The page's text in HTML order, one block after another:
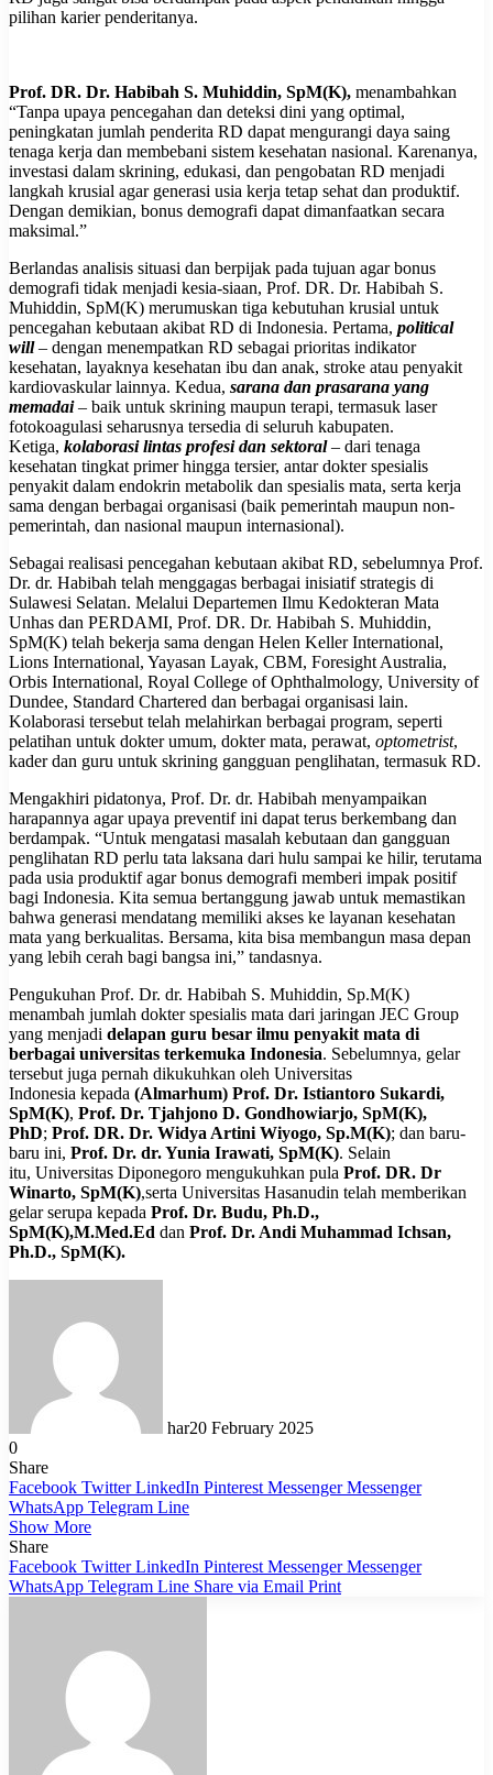
pilihan karier penderitanya.
Prof. DR. Dr. Habibah S. Muhiddin, SpM(K), menambahkan
“Tanpa upaya pencegahan dan deteksi dini yang optimal,
peningkatan jumlah penderita RD dapat mengurangi daya saing
tenaga kerja dan membebani sistem kesehatan nasional. Karenanya,
investasi dalam skrining, edukasi, dan pengobatan RD menjadi
langkah krusial agar generasi usia kerja tetap sehat dan produktif.
Dengan demikian, bonus demografi dapat dimanfaatkan secara
maksimal.”
Berlandas analisis situasi dan berpijak pada tujuan agar bonus
demografi tidak menjadi kesia-siaan, Prof. DR. Dr. Habibah S.
Muhiddin, SpM(K) merumuskan tiga kebutuhan krusial untuk
pencegahan kebutaan akibat RD di Indonesia. Pertama, political
will– dengan menempatkan RD sebagai prioritas indikator
kesehatan, layaknya kesehatan ibu dan anak, stroke atau penyakit
kardiovaskular lainnya. Kedua, sarana dan prasarana yang
memadai– baik untuk skrining maupun terapi, termasuk laser
fotokoagulasi seharusnya tersedia di seluruh kabupaten.
Ketiga, kolaborasi lintas profesi dan sektoral– dari tenaga
kesehatan tingkat primer hingga tersier, antar dokter spesialis
penyakit dalam endokrin metabolik dan spesialis mata, serta kerja
sama dengan berbagai organisasi (baik pemerintah maupun non-
pemerintah, dan nasional maupun internasional).
Sebagai realisasi pencegahan kebutaan akibat RD, sebelumnya Prof.
Dr. dr. Habibah telah menggagas berbagai inisiatif strategis di
Sulawesi Selatan. Melalui Departemen Ilmu Kedokteran Mata
Unhas dan PERDAMI, Prof. DR. Dr. Habibah S. Muhiddin,
SpM(K) telah bekerja sama dengan Helen Keller International,
Lions International, Yayasan Layak, CBM, Foresight Australia,
Orbis International, Royal College of Ophthalmology, University of
Dundee, Standard Chartered dan berbagai organisasi lain.
Kolaborasi tersebut telah melahirkan berbagai program, seperti
pelatihan untuk dokter umum, dokter mata, perawat, optometrist,
kader dan guru untuk skrining gangguan penglihatan, termasuk RD.
Mengakhiri pidatonya, Prof. Dr. dr. Habibah menyampaikan
harapannya agar upaya preventif ini dapat terus berkembang dan
berdampak. “Untuk mengatasi masalah kebutaan dan gangguan
penglihatan RD perlu tata laksana dari hulu sampai ke hilir, terutama
pada usia produktif agar bonus demografi memberi impak positif
bagi Indonesia. Kita semua bertanggung jawab untuk memastikan
bahwa generasi mendatang memiliki akses ke layanan kesehatan
mata yang berkualitas. Bersama, kita bisa membangun masa depan
yang lebih cerah bagi bangsa ini,” tandasnya.
Pengukuhan Prof. Dr. dr. Habibah S. Muhiddin, Sp.M(K)
menambah jumlah dokter spesialis mata dari jaringan JEC Group
yang menjadi delapan guru besar ilmu penyakit mata di
berbagai universitas terkemuka Indonesia. Sebelumnya, gelar
tersebut juga pernah dikukuhkan oleh Universitas
Indonesia kepada (Almarhum) Prof. Dr. Istiantoro Sukardi,
SpM(K), Prof. Dr. Tjahjono D. Gondhowiarjo, SpM(K),
PhD; Prof. DR. Dr. Widya Artini Wiyogo, Sp.M(K); dan baru-
baru ini, Prof. Dr. dr. Yunia Irawati, SpM(K). Selain
itu, Universitas Diponegoro mengukuhkan pula Prof. DR. Dr
Winarto, SpM(K),serta Universitas Hasanudin telah memberikan
gelar serupa kepada Prof. Dr. Budu, Ph.D.,
SpM(K),M.Med.Ed dan Prof. Dr. Andi Muhammad Ichsan,
Ph.D., SpM(K).
har20 February 2025
0
Share
Facebook Twitter LinkedIn Pinterest Messenger Messenger
WhatsApp Telegram Line
Show More
Share
Facebook Twitter LinkedIn Pinterest Messenger Messenger
WhatsApp Telegram Line Share via Email Print